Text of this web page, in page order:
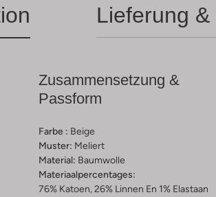
Lieferung
Zusammensetzung &
Passform
Farbe : Beige
Muster: Meliert
Material: Baumwolle
Materiaalpercentages:
76% Katoen, 26% Linnen En 1% Elastaan